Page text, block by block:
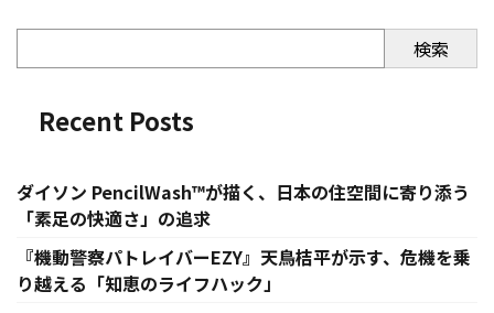
検索
Recent Posts
ダイソン PencilWash™が描く、日本の住空間に寄り添う
「素足の快適さ」の追求
『機動警察パトレイバーEZY』天鳥桔平が示す、危機を乗
り越える「知恵のライフハック」